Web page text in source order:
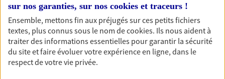
Découvrir l'offre Habitation
OBTENIR UN TARIF EN LIGNE
sur nos garanties, sur nos cookies et traceurs !
Ensemble, mettons fin aux préjugés sur ces petits fichiers
textes, plus connus sous le nom decookies. Ils nous aident à
traiter des informations essentielles pour garantir la sécurité
du site et faire évoluer votre expérience en ligne, dans le
respect de votre vie privée.